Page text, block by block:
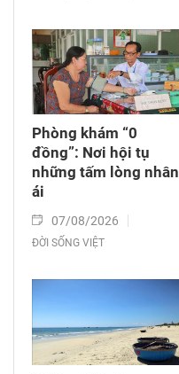
Phòng khám “0
đồng”: Nơi hội tụ
những tấm lòng nhân
ái
07/08/2026
ĐỜI SỐNG VIỆT